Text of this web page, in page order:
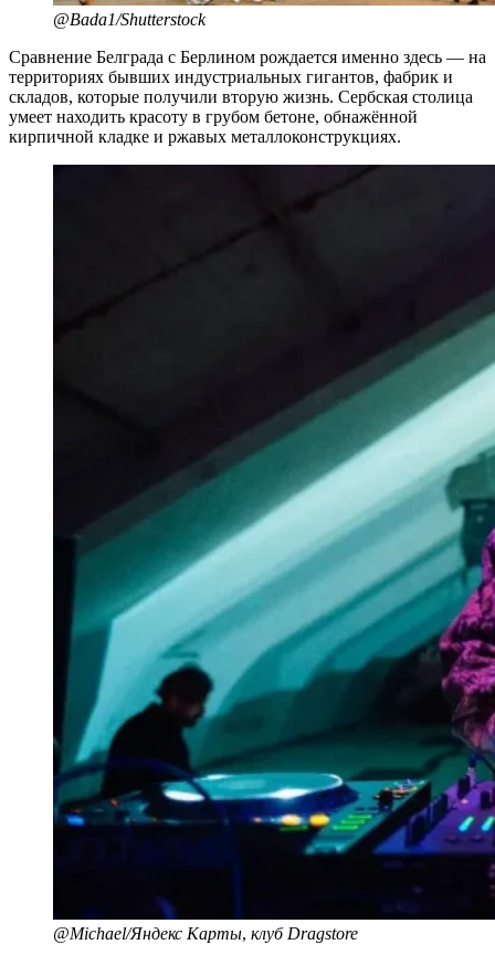
@Bada1/Shutterstock
Сравнение Белграда с Берлином рождается именно здесь — на
территориях бывших индустриальных гигантов, фабрик и
складов, которые получили вторую жизнь. Сербская столица
умеет находить красоту в грубом бетоне, обнажённой
кирпичной кладке и ржавых металлоконструкциях.
@Michael/Яндекс Карты, клуб Dragstore